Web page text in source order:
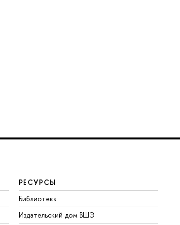
РЕСУРСЫ
Библиотека
Издательский дом ВШЭ